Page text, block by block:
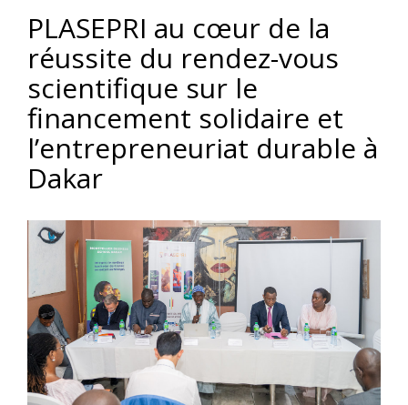
PLASEPRI au cœur de la
réussite du rendez-vous
scientifique sur le
financement solidaire et
l’entrepreneuriat durable à
Dakar